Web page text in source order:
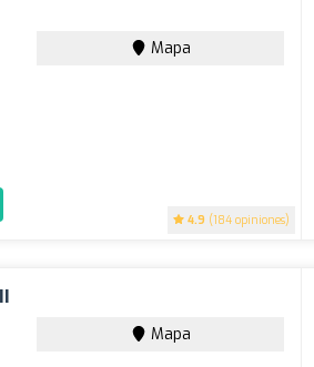
4.9 (184 opiniones)
Mapa
Mapa